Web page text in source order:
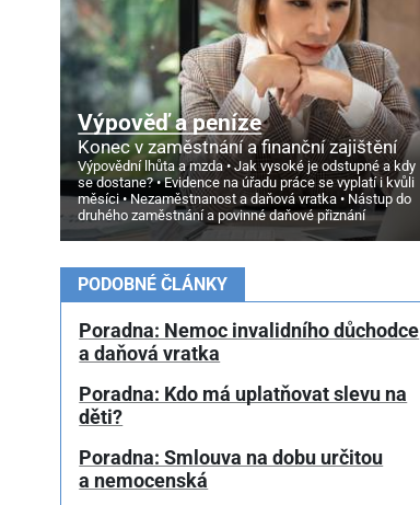
Výpověď a peníze
Konec v zaměstnání a finanční zajištění
Výpovědní lhůta a mzda
Jak vysoké je odstupné a kdy
se dostane?
Evidence na úřadu práce se vyplatí i kvůli
měsíci
Nezaměstnanost a daňová vratka
Nástup do
druhého zaměstnání a povinné daňové přiznání
PODOBNÉ ČLÁNKY
Poradna: Nemoc invalidního důchodce
a daňová vratka
Poradna: Kdo má uplatňovat slevu na
děti?
Poradna: Smlouva na dobu určitou
a nemocenská